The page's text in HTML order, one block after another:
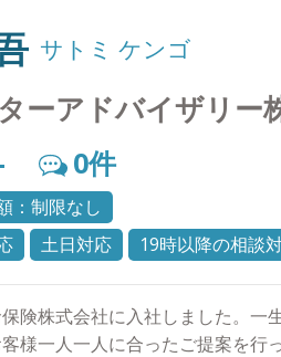
れだけお客様と心を通わせてお
て私はこの信念を形にする会社
サトミ ケンゴ
ーアドバイザリー
0件
：制限なし
土日対応 19時以降の相談
険株式会社に入社しました。一
様一人一人に合ったご提案を行